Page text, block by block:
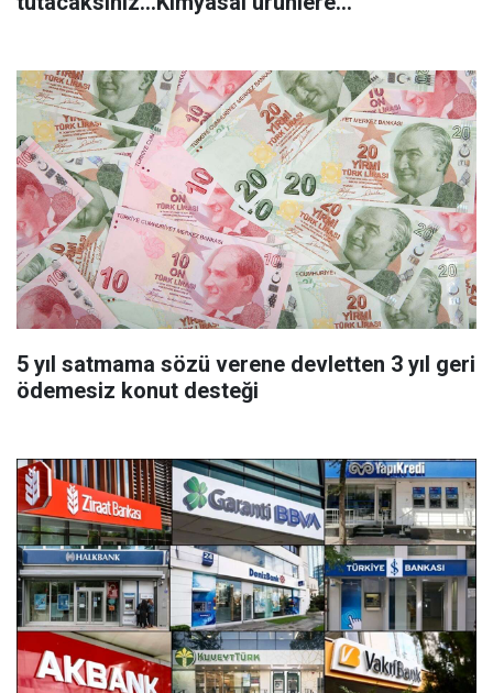
5 yıl satmama sözü verene devletten 3 yıl geri
ödemesiz konut desteği